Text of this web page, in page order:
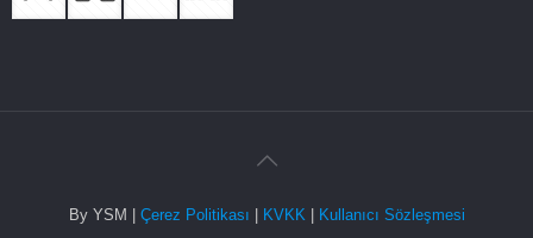
By YSM | Çerez Politikası KVKK| Kullanıcı Sözleşmesi